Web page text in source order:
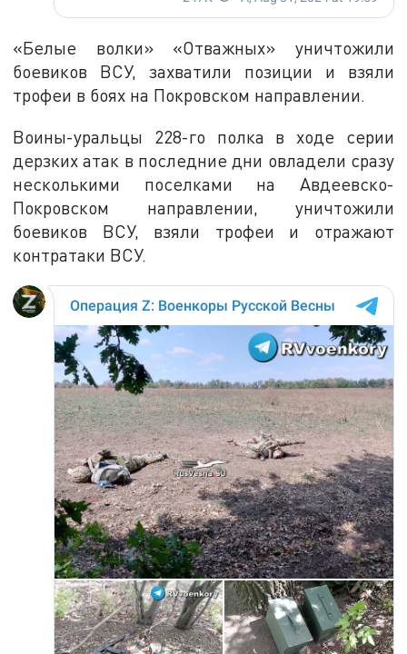
«Белые волки» «Отважных» уничтожили
боевиков ВСУ, захватили позиции и взяли
трофеи в боях на Покровском направлении.
Воины-уральцы 228-го полка в ходе серии
дерзких атак в последние дни овладели сразу
несколькими поселками на Авдеевско-
Покровском направлении, уничтожили
боевиков ВСУ, взяли трофеи и отражают
контратаки ВСУ.